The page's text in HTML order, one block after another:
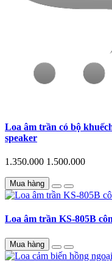
Loa âm trần có bộ
speaker
1.350.000 1.500.000
Mua hàng
Loa âm trần KS-805B
Mua hàng